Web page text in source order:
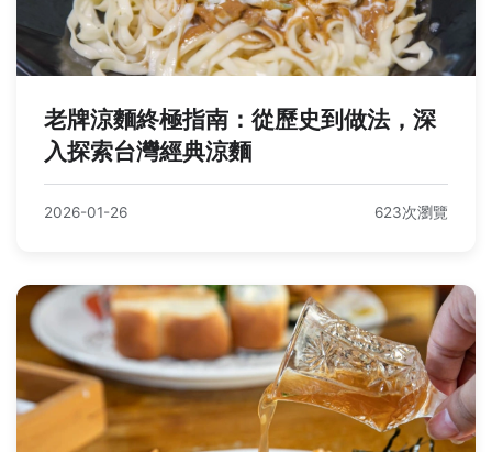
老牌涼麵終極指南：從歷史到做法，深
入探索台灣經典涼麵
2026-01-26 623次瀏覽